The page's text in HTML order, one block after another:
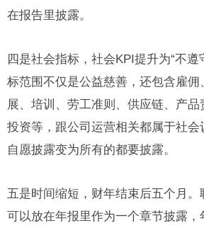
在报告里披露。
四是社会指标，社会KPI提升为“不遵
标范围不仅是公益慈善，还包含雇
展、培训、劳工准则、供应链、产
投资等，跟公司运营相关都属于社会
自愿披露变为所有的都要披露。
五是时间缩短，财年结束后五个月
可以放在年报里作为一个章节披露